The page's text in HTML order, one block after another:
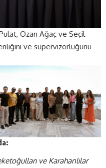
Ozan Ağaç ve Seçil
ve süpervizörlüğünü
ve Karahanlılar